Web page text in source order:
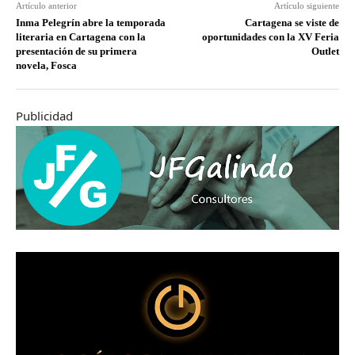
Artículo anterior
Inma Pelegrín abre la temporada
literaria en Cartagena con la
presentación de su primera
novela, Fosca
Artículo siguiente
Cartagena se viste de
oportunidades con la XV Feria
Outlet
Publicidad